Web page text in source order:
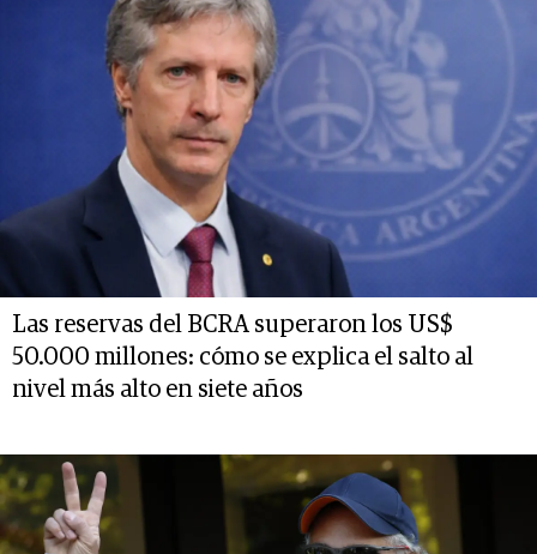
Las reservas del BCRA superaron los US$
50.000 millones: cómo se explica el salto al
nivel más alto en siete años